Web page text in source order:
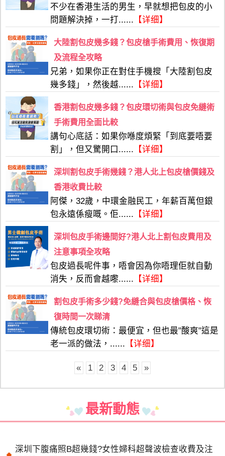
不少在香港生活的男生，早就想把包皮的小
問題解決掉，一打...... 【详细】
大陸割包皮幾多錢？包皮槍手術費用、恢復期
及流程全攻略
兄弟，如果你正在對住手機搜「大陸割包皮
幾多錢」，然後越...... 【详细】
香港割包皮幾多錢？包皮環切術與包皮免縫術
手術費用全面比較
講句心底話：如果你喺度煩緊「到底要唔要
割」，但又驚開口...... 【详细】
深圳割包皮手術幾錢？港人北上包皮槍價錢及
香港收費比較
阿傑，32歲，中環金融民工，年薪百萬但銀
包永遠係瘦嘅。佢...... 【详细】
深圳包皮手術邊間好?港人北上割包皮費用及
注意事項全攻略
包皮過長呢件事，唔會因為你唔理佢就自動
消失，反而會越嚟...... 【详细】
割包皮手術多少錢?免縫合與包皮槍價格、恢
復時間一次睇清
傳統包皮環切術：最便宜，但也最"酸爽"這是
老一派的做法，...... 【详细】
« 1 2 3 4 5 »
最新動態
深圳下腹痛照B超幾錢?女性婦科超聲波檢查收費及注